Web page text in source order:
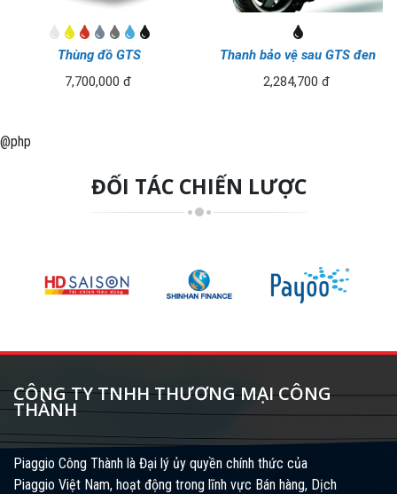
Thùng đồ GTS
7,700,000 đ
Thanh bảo vệ sau GTS đen
2,284,700 đ
@php
ĐỐI TÁC CHIẾN LƯỢC
CÔNG TY TNHH THƯƠNG MẠI CÔNG
THÀNH
Piaggio Công Thành là Đại lý ủy quyền chính thức của
Piaggio Việt Nam, hoạt động trong lĩnh vực Bán hàng, Dịch